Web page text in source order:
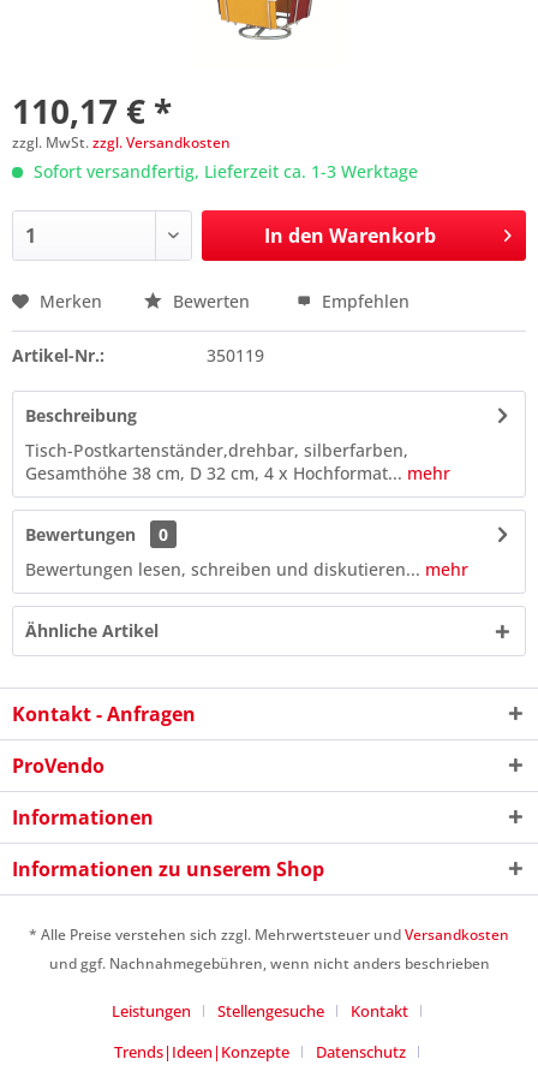
110,17 € *
zzgl. MwSt.zzgl. Versandkosten
Sofort versandfertig, Lieferzeit ca. 1-3 Werktage
In den Warenkorb
Preis anfragen
Merken Bewerten Empfehlen
Artikel-Nr.: 350119
Beschreibung
Tisch-Postkartenständer,drehbar, silberfarben,
Gesamthöhe 38 cm, D 32 cm, 4 x Hochformat... mehr
Bewertungen
0
Bewertungen lesen, schreiben und diskutieren... mehr
Ähnliche Artikel
Kontakt - Anfragen
ProVendo
Informationen
Informationen zu unserem Shop
* Alle Preise verstehen sich zzgl. Mehrwertsteuer undVersandkosten
und ggf. Nachnahmegebühren, wenn nicht anders beschrieben
Leistungen Stellengesuche
Kontakt
Trends|Ideen|Konzepte
Datenschutz